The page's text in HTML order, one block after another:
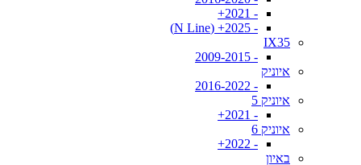
- 2021+
- 2025+ (N Line)
IX35
- 2009-2015
איוניק
- 2016-2022
איוניק 5
- 2021+
איוניק 6
- 2022+
באיון